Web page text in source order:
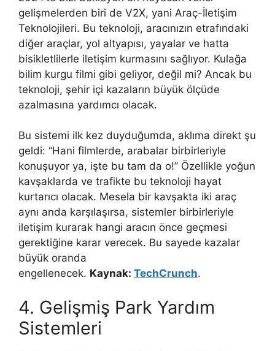
gelişmelerden biri de V2X, yani Araç-İletişim
Teknolojileri. Bu teknoloji, aracınızın etrafındaki
diğer araçlar, yol altyapısı, yayalar ve hatta
bisikletlilerle iletişim kurmasını sağlıyor. Kulağa
bilim kurgu filmi gibi geliyor, değil mi? Ancak bu
teknoloji, şehir içi kazaların büyük ölçüde
azalmasına yardımcı olacak.
Bu sistemi ilk kez duyduğumda, aklıma direkt şu
geldi: “Hani filmlerde, arabalar birbirleriyle
konuşuyor ya, işte bu tam da o!” Özellikle yoğun
kavşaklarda ve trafikte bu teknoloji hayat
kurtarıcı olacak. Mesela bir kavşakta iki araç
aynı anda karşılaşırsa, sistemler birbirleriyle
iletişim kurarak hangi aracın önce geçmesi
gerektiğine karar verecek. Bu sayede kazalar
büyük oranda
engellenecek. Kaynak: TechCrunch.
4. Gelişmiş Park Yardım
Sistemleri